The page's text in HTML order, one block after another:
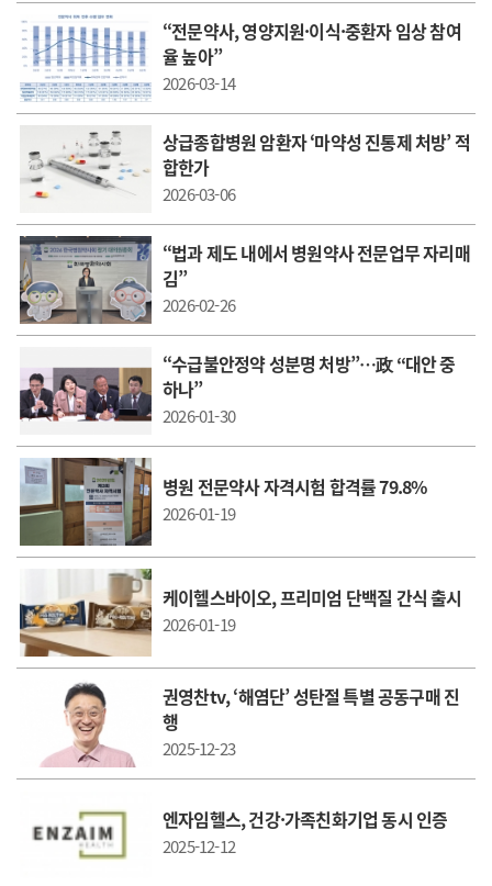
“전문약사, 영양지원·이식·중환자 임상 참여
율 높아”
2026-03-14
상급종합병원 암환자 ‘마약성 진통제 처방’ 적
합한가
2026-03-06
“법과 제도 내에서 병원약사 전문업무 자리매
김”
2026-02-26
“수급불안정약 성분명 처방”…政 “대안 중
하나”
2026-01-30
병원 전문약사 자격시험 합격률 79.8%
2026-01-19
케이헬스바이오, 프리미엄 단백질 간식 출시
2026-01-19
권영찬tv, ‘해염단’ 성탄절 특별 공동구매 진
행
2025-12-23
엔자임헬스, 건강·가족친화기업 동시 인증
2025-12-12